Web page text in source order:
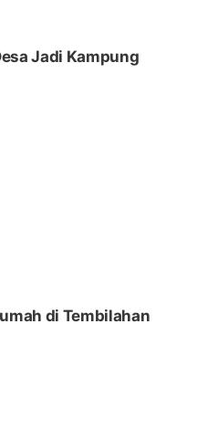
Jadi Kampung
di Tembilahan